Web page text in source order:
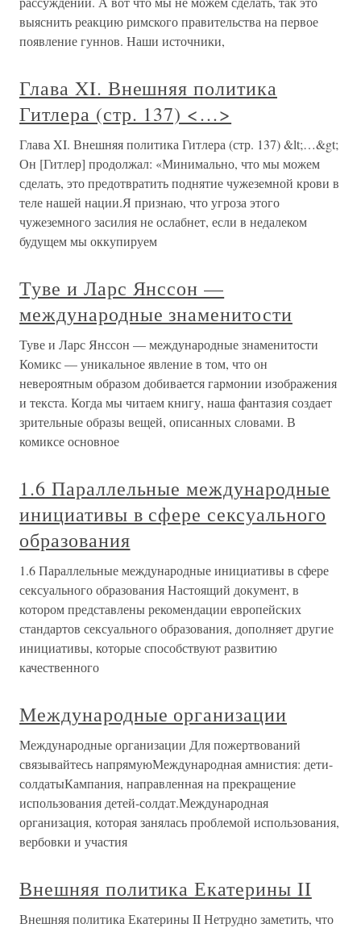
выяснить реакцию римского правительства на первое
появление гуннов. Наши источники,
Глава XI. Внешняя политика
Гитлера (стр. 137) <…>
Глава XI. Внешняя политика Гитлера (стр. 137) &lt;…&gt;
Он [Гитлер] продолжал: «Минимально, что мы можем
сделать, это предотвратить поднятие чужеземной крови в
теле нашей нации.Я признаю, что угроза этого
чужеземного засилия не ослабнет, если в недалеком
будущем мы оккупируем
Туве и Ларс Янссон —
международные знаменитости
Туве и Ларс Янссон — международные знаменитости
Комикс — уникальное явление в том, что он
невероятным образом добивается гармонии изображения
и текста. Когда мы читаем книгу, наша фантазия создает
зрительные образы вещей, описанных словами. В
комиксе основное
1.6 Параллельные международные
инициативы в сфере сексуального
образования
1.6 Параллельные международные инициативы в сфере
сексуального образования Настоящий документ, в
котором представлены рекомендации европейских
стандартов сексуального образования, дополняет другие
инициативы, которые способствуют развитию
качественного
Международные организации
Международные организации Для пожертвований
связывайтесь напрямуюМеждународная амнистия: дети-
солдатыКампания, направленная на прекращение
использования детей-солдат.Международная
организация, которая занялась проблемой использования,
вербовки и участия
Внешняя политика Екатерины II
Внешняя политика Екатерины II Нетрудно заметить, что